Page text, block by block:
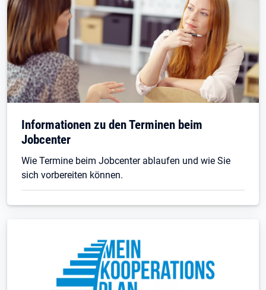
Informationen zu den Terminen beim
Jobcenter
Wie Termine beim Jobcenter ablaufen und wie Sie
sich vorbereiten können.